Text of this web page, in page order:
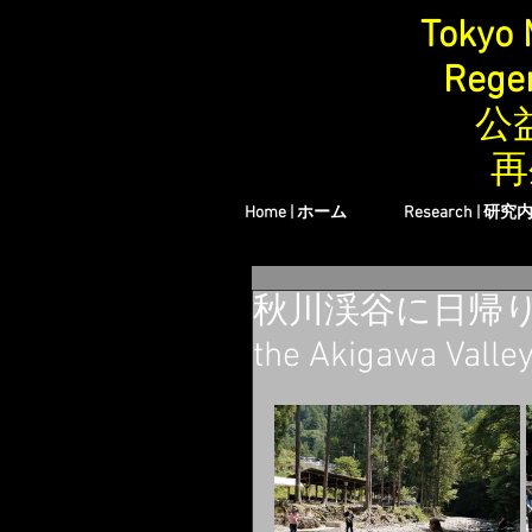
Tokyo
公
Home | ホーム Research | 研究
秋川渓谷に日帰
the Akigawa